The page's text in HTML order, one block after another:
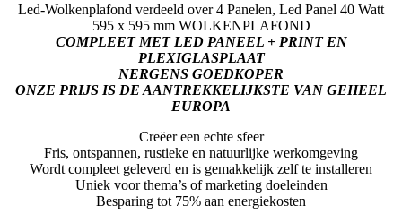
Led-Wolkenplafond verdeeld over 4 Panelen, Led Panel 40 Watt
595 x 595 mm WOLKENPLAFOND
COMPLEET MET LED PANEEL + PRINT EN
PLEXIGLASPLAAT
NERGENS GOEDKOPER
ONZE PRIJS IS DE AANTREKKELIJKSTE VAN GEHEEL
EUROPA
Creëer een echte sfeer
Fris, ontspannen, rustieke en natuurlijke werkomgeving
Wordt compleet geleverd en is gemakkelijk zelf te installeren
Uniek voor thema’s of marketing doeleinden
Besparing tot 75% aan energiekosten